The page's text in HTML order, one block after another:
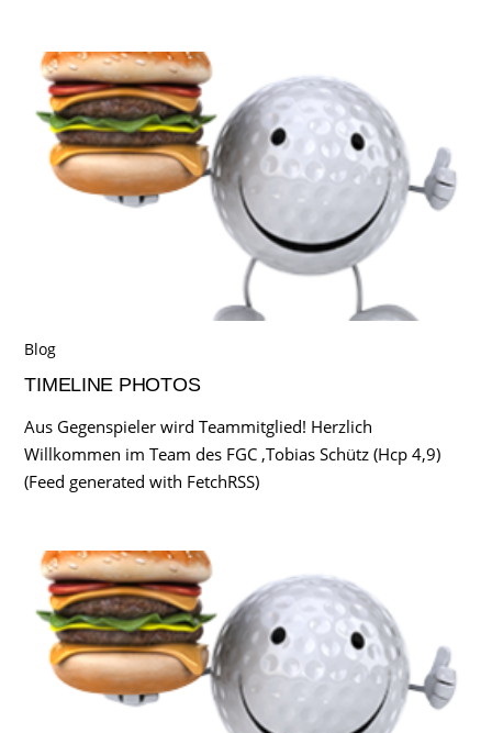
Blog
TIMELINE PHOTOS
Aus Gegenspieler wird Teammitglied! Herzlich
Willkommen im Team des FGC ,Tobias Schütz (Hcp 4,9)
(Feed generated with FetchRSS)